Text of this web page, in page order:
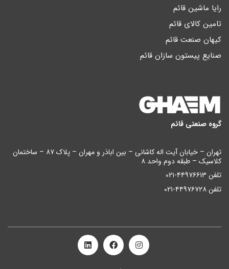
رایا ماشین قائم
تامین کالای قائم
کیهان صنعت قائم
صنایع پیستون سازان قائم
گروه صنعتی قائم
تهران – خیابان آیت اله کاشانی – بین اباذر و مهران – پلاک ۸۷ – ساختمان
کلاسیک – طبقه دوم واحد ۸
تلفن ۴۴۹۷۶۶۱۳-۰۲۱
تلفن ۴۴۹۷۶۷۲۸-۰۲۱